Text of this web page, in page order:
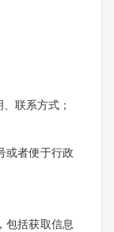
联系方式；
或者便于行政
包括获取信息